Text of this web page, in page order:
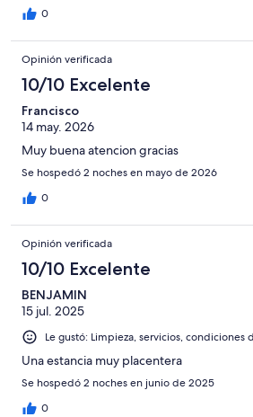
0
Opinión verificada
10/10 Excelente
Francisco
14 may. 2026
Muy buena atencion gracias
Se hospedó 2 noches en mayo de 2026
0
Opinión verificada
10/10 Excelente
BENJAMIN
15 jul. 2025
Le gustó: Limpieza, servicios, condiciones
Una estancia muy placentera
Se hospedó 2 noches en junio de 2025
0